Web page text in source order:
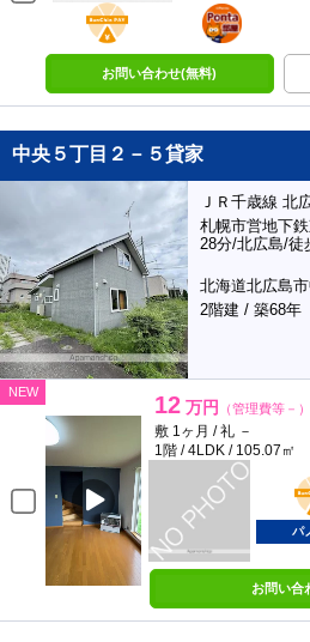
BunChinPAY
ポンタ
部屋
お問い合わせ(無料)
中央５丁目２－５貸家
ＪＲ千歳線 北
札幌市営地下
28分/北広島/徒
北海道北広島
2階建 / 築68年
NEW 12 万円 （管理費等－）
敷 1ヶ月 / 礼 －
1階 / 4LDK / 105.07㎡
パ
お問い合